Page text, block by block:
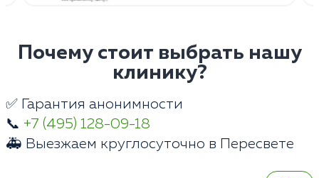
Почему стоит выбрать нашу
клинику?
✅ Гарантия анонимности
📞 +7 (495) 128-09-18
🚑 Выезжаем круглосуточно в Пересвете